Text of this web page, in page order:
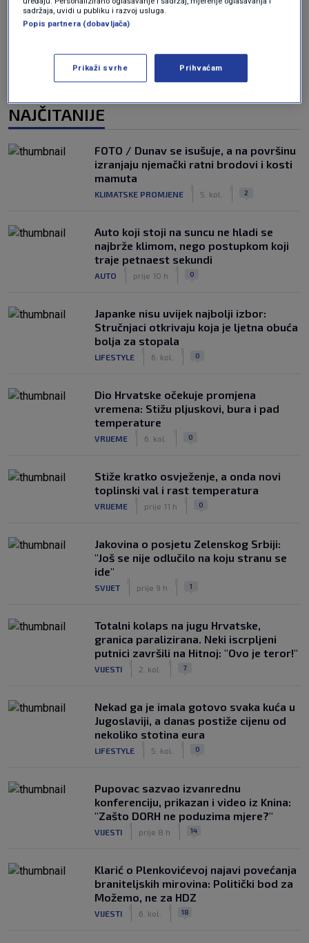
Oglas
NAJČITANIJE
FOTO / Dunav se isušuje, a na površinu
izranjaju njemački ratni brodovi i kosti
mamuta
KLIMATSKE PROMJENE 5. kol. 2
Auto koji stoji na suncu ne hladi se
najbrže klimom, nego postupkom koji
traje petnaest sekundi
AUTO prije 10 h 0
Japanke nisu uvijek najbolji izbor:
Stručnjaci otkrivaju koja je ljetna obuća
bolja za stopala
LIFESTYLE 6. kol. 0
Dio Hrvatske očekuje promjena
vremena: Stižu pljuskovi, bura i pad
temperature
VRIJEME 6. kol. 0
Stiže kratko osvježenje, a onda novi
toplinski val i rast temperatura
VRIJEME prije 11 h 0
Jakovina o posjetu Zelenskog Srbiji:
"Još se nije odlučilo na koju stranu se
ide"
SVIJET prije 9 h 1
Totalni kolaps na jugu Hrvatske,
granica paralizirana. Neki iscrpljeni
putnici završili na Hitnoj: "Ovo je teror!"
VIJESTI 2. kol. 7
Nekad ga je imala gotovo svaka kuća u
Jugoslaviji, a danas postiže cijenu od
nekoliko stotina eura
LIFESTYLE 5. kol. 0
Pupovac sazvao izvanrednu
konferenciju, prikazan i video iz Knina:
"Zašto DORH ne poduzima mjere?"
VIJESTI prije 8 h 14
Klarić o Plenkovićevoj najavi povećanja
braniteljskih mirovina: Politički bod za
Možemo, ne za HDZ
VIJESTI 6. kol. 18
sadržaja, uvidi u publiku i razvoj usluga.
Popis partnera (dobavljača)
Prikaži svrhe Prihvaćam